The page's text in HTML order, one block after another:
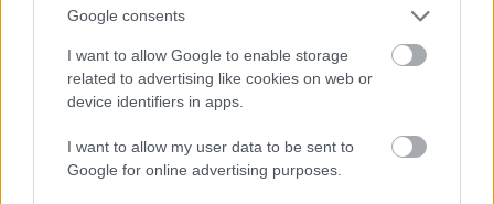
Google consents
I want to allow Google to enable storage
related to advertising like cookies on web or
device identifiers in apps.
I want to allow my user data to be sent to
Google for online advertising purposes.
VID vadītāja pastāsta par
būtiskiem jaunumiem gada
ienākumu deklarācijas
iesniedzējiem
Atcelt Ziņot